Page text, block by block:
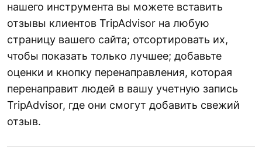
нашего инструмента вы можете вставить
отзывы клиентов TripAdvisor на любую
страницу вашего сайта; отсортировать их,
чтобы показать только лучшее; добавьте
оценки и кнопку перенаправления, которая
перенаправит людей в вашу учетную запись
TripAdvisor, где они смогут добавить свежий
отзыв.